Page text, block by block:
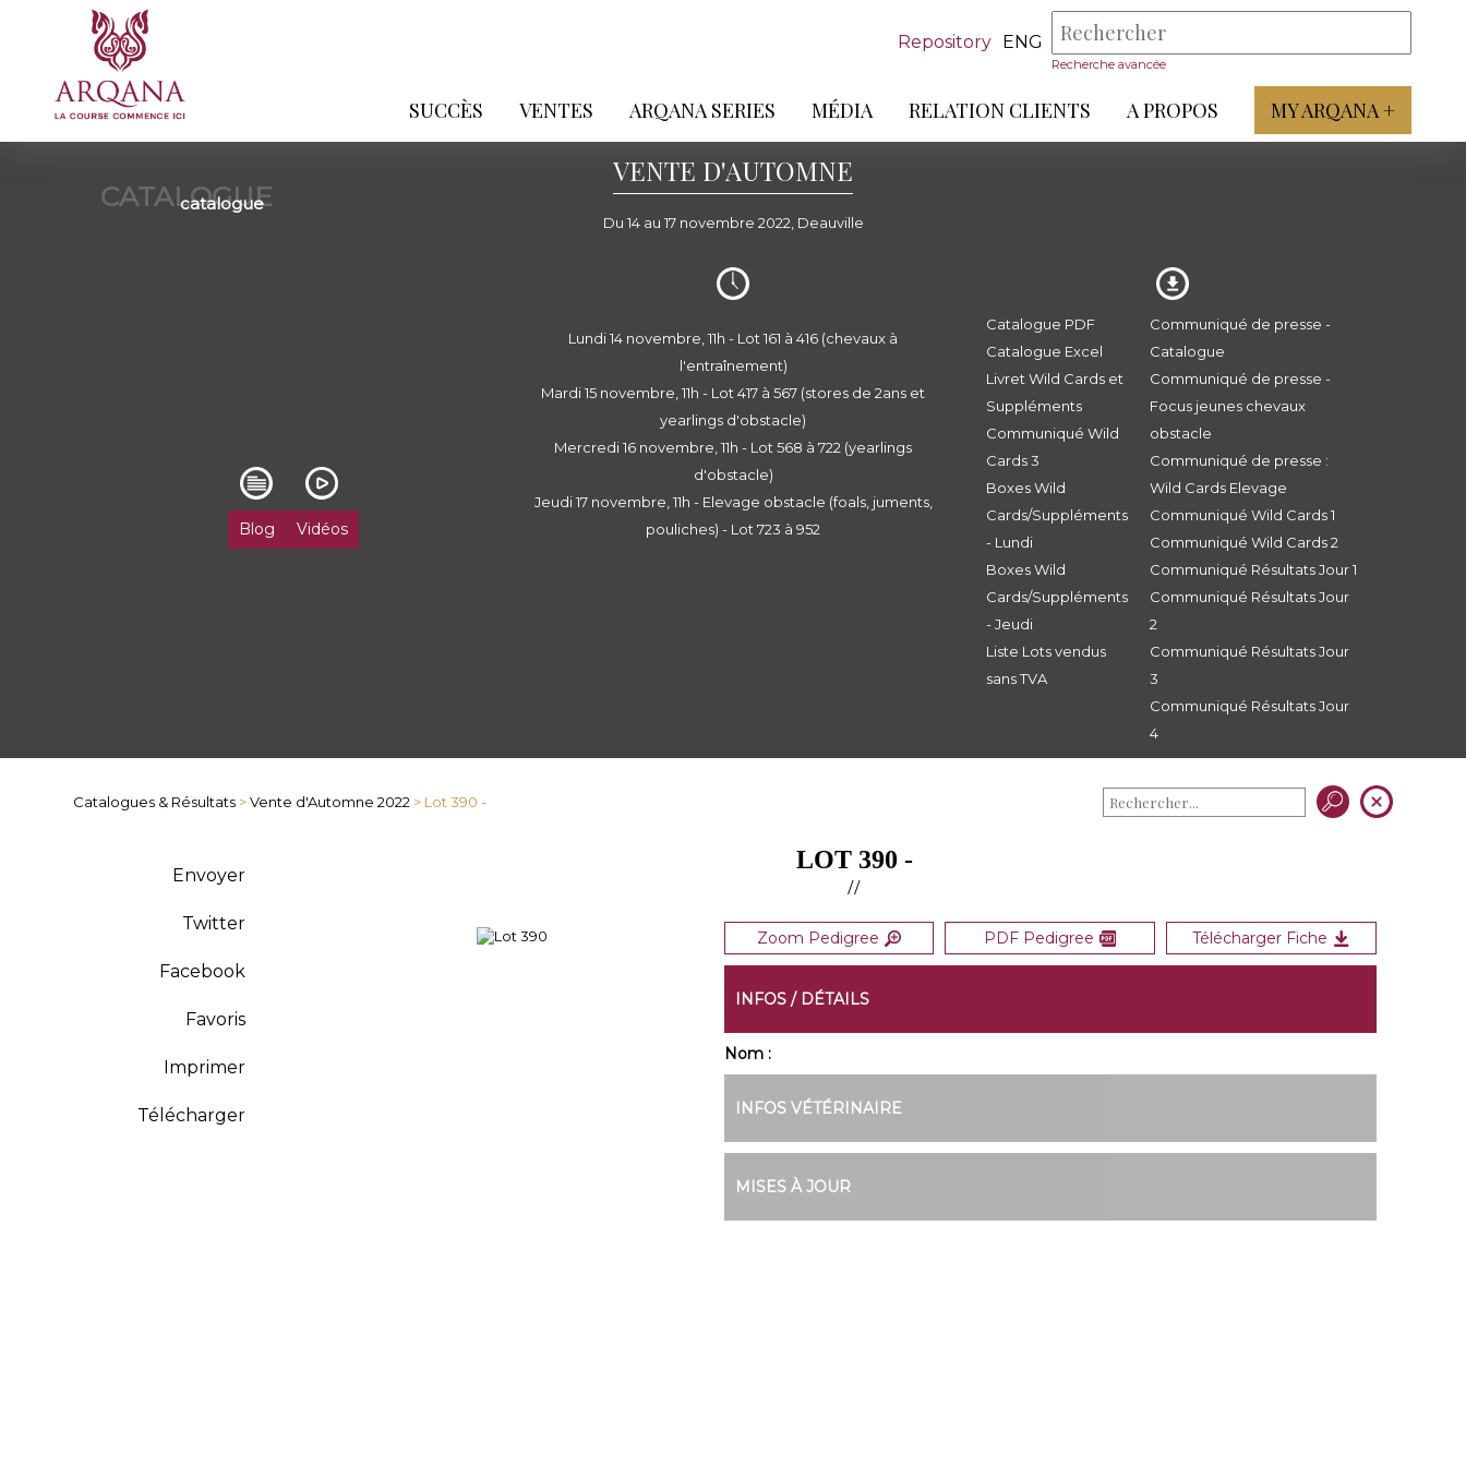
Repository ENG
Recherche avancée
SUCCÈS VENTES ARQANA SERIES MÉDIA RELATION CLIENTS A PROPOS MY ARQANA +
CATALOGUE
catalogue
VENTE D'AUTOMNE
Du 14 au 17 novembre 2022, Deauville
Blog Vidéos
Lundi 14 novembre, 11h - Lot 161 à 416 (chevaux à
l'entraînement)
Mardi 15 novembre, 11h - Lot 417 à 567 (stores de 2ans et
yearlings d'obstacle)
Mercredi 16 novembre, 11h - Lot 568 à 722 (yearlings
d'obstacle)
Jeudi 17 novembre, 11h - Elevage obstacle (foals, juments,
pouliches) - Lot 723 à 952
Catalogue PDF
Catalogue Excel
Livret Wild Cards et
Suppléments
Communiqué Wild
Cards 3
Boxes Wild
Cards/Suppléments
- Lundi
Boxes Wild
Cards/Suppléments
- Jeudi
Liste Lots vendus
sans TVA
Communiqué de presse -
Catalogue
Communiqué de presse -
Focus jeunes chevaux
obstacle
Communiqué de presse :
Wild Cards Elevage
Communiqué Wild Cards 1
Communiqué Wild Cards 2
Communiqué Résultats Jour 1
Communiqué Résultats Jour
2
Communiqué Résultats Jour
3
Communiqué Résultats Jour
4
Catalogues & Résultats >Vente d'Automne 2022 > Lot 390 -
Envoyer
Twitter
Facebook
Favoris
Imprimer
Télécharger
LOT 390 -
//
Zoom Pedigree PDF Pedigree Télécharger Fiche
INFOS / DÉTAILS
Nom :
INFOS VÉTÉRINAIRE
MISES À JOUR